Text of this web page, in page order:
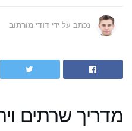
נכתב על ידי דודי מורתוב
מדריך שרתים